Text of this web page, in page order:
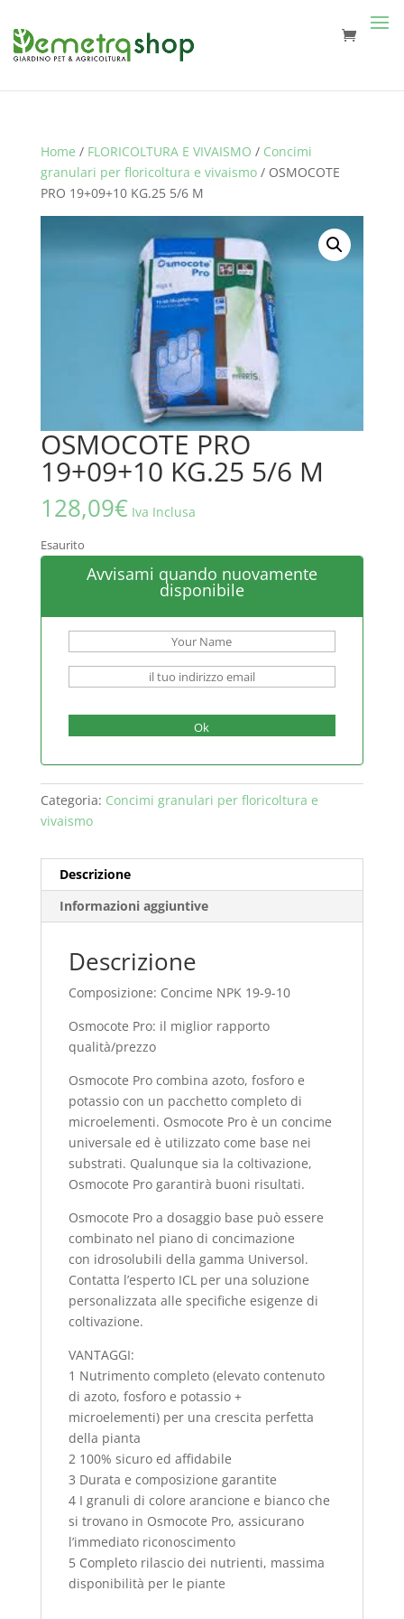
Home / FLORICOLTURA E VIVAISMO / Concimi
granulari per floricoltura e vivaismo/ OSMOCOTE
PRO 19+09+10 KG.25 5/6 M
OSMOCOTE PRO
19+09+10 KG.25 5/6 M
128,09€ Iva Inclusa
Esaurito
Avvisami quando nuovamente
disponibile
Ok
Categoria: Concimi granulari per floricoltura e
vivaismo
Descrizione
Informazioni aggiuntive
Descrizione
Composizione: Concime NPK 19-9-10
Osmocote Pro: il miglior rapporto
qualità/prezzo
Osmocote Pro combina azoto, fosforo e
potassio con un pacchetto completo di
microelementi. Osmocote Pro è un concime
universale ed è utilizzato come base nei
substrati. Qualunque sia la coltivazione,
Osmocote Pro garantirà buoni risultati.
Osmocote Pro a dosaggio base può essere
combinato nel piano di concimazione
con idrosolubili della gamma Universol.
Contatta l’esperto ICL per una soluzione
personalizzata alle specifiche esigenze di
coltivazione.
VANTAGGI:
1 Nutrimento completo (elevato contenuto
di azoto, fosforo e potassio +
microelementi) per una crescita perfetta
della pianta
2 100% sicuro ed affidabile
3 Durata e composizione garantite
4 I granuli di colore arancione e bianco che
si trovano in Osmocote Pro, assicurano
l’immediato riconoscimento
5 Completo rilascio dei nutrienti, massima
disponibilità per le piante